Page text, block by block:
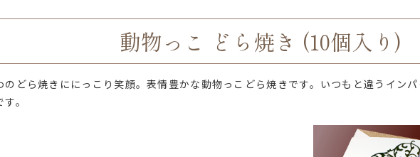
動物っこ どら焼き (10個入り)
のどら焼きににっこり笑顔。表情豊かな動物っこどら焼きです。いつもと違うイン
。